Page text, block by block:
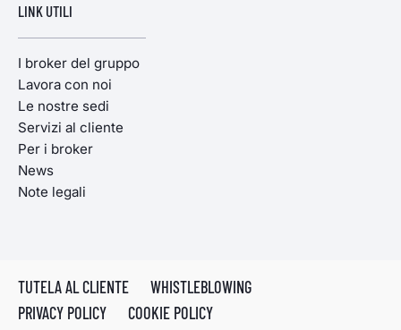
LINK UTILI
I broker del gruppo
Lavora con noi
Le nostre sedi
Servizi al cliente
Per i broker
News
Note legali
TUTELA AL CLIENTE
WHISTLEBLOWING
PRIVACY POLICY
COOKIE POLICY